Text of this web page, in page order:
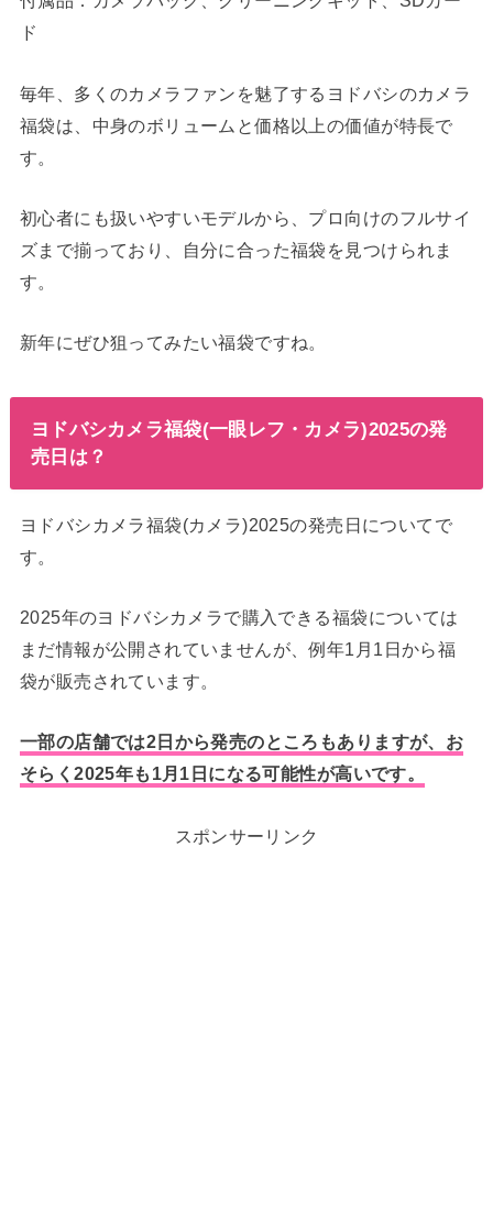
ド
毎年、多くのカメラファンを魅了するヨドバシのカメラ
福袋は、中身のボリュームと価格以上の価値が特長で
す。
初心者にも扱いやすいモデルから、プロ向けのフルサイ
ズまで揃っており、自分に合った福袋を見つけられま
す。
新年にぜひ狙ってみたい福袋ですね。
ヨドバシカメラ福袋(一眼レフ・カメラ)2025の発
売日は？
ヨドバシカメラ福袋(カメラ)2025の発売日についてで
す。
2025年のヨドバシカメラで購入できる福袋については
まだ情報が公開されていませんが、例年1月1日から福
袋が販売されています。
一部の店舗では2日から発売のところもありますが、お
そらく2025年も1月1日になる可能性が高いです。
スポンサーリンク